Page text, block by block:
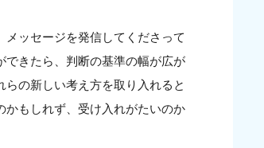
ッセージを発信してくださって
できたら、判断の基準の幅が広が
の新しい考え方を取り入れると
かもしれず、受け入れがたいのか